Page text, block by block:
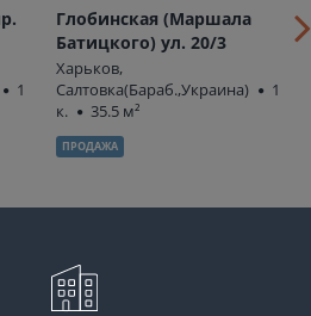
1
Глобинская (Маршала
Батицкого) ул. 20/3
Харьков,
Салтовка(Бараб.,Украина)
1
к.
35.5 м²
ПРОДАЖА